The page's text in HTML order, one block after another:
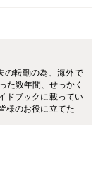
の転勤の為、海外で
た数年間、せっかく
ドブックに載ってい
のお役に立てたら